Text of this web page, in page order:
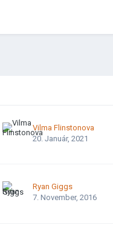
Vilma Flinstonova
20. Január, 2021
Ryan Giggs
7. November, 2016